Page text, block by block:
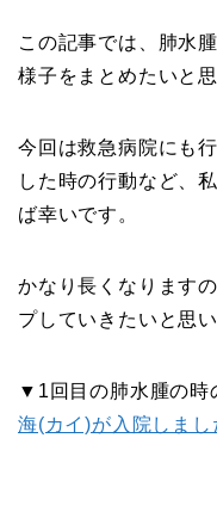
この記事では、肺水
様子をまとめたいと思
今回は救急病院にも
した時の行動など、
ば幸いです。
かなり長くなります
プしていきたいと思い
▼1回目の肺水腫の時
海(カイ)が入院しまし